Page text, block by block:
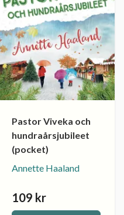
Pastor Viveka och
hundraårsjubileet
(pocket)
Annette Haaland
109 kr